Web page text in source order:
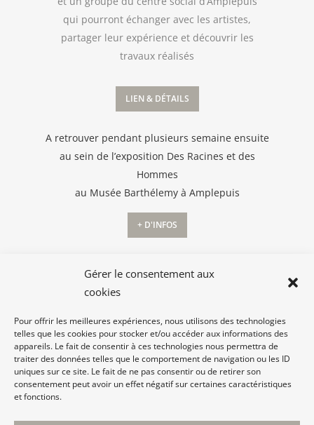
Gérer le consentement aux
cookies
Pour offrir les meilleures expériences, nous utilisons des technologies
telles que les cookies pour stocker et/ou accéder aux informations des
appareils. Le fait de consentir à ces technologies nous permettra de
traiter des données telles que le comportement de navigation ou les ID
uniques sur ce site. Le fait de ne pas consentir ou de retirer son
consentement peut avoir un effet négatif sur certaines caractéristiques
et fonctions.
qui pourront échanger avec les artistes,
partager leur expérience et découvrir les
travaux réalisés
LIEN & DÉTAILS
A retrouver pendant plusieurs semaine ensuite
au sein de l’exposition Des Racines et des
Hommes
au Musée Barthélemy à Amplepuis
+ D'INFOS
© Re-dessinons le territoire
Mentions légales